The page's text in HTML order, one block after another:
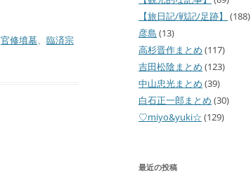
官修墳墓、 臨済宗
【旅日記/戦記/足跡】
(188)
彦島 (13)
高杉晋作まとめ (117)
吉田松陰まとめ (123)
中山忠光まとめ (39)
白石正一郎まとめ (30)
♡miyo&yuki☆ (129)
最近の投稿